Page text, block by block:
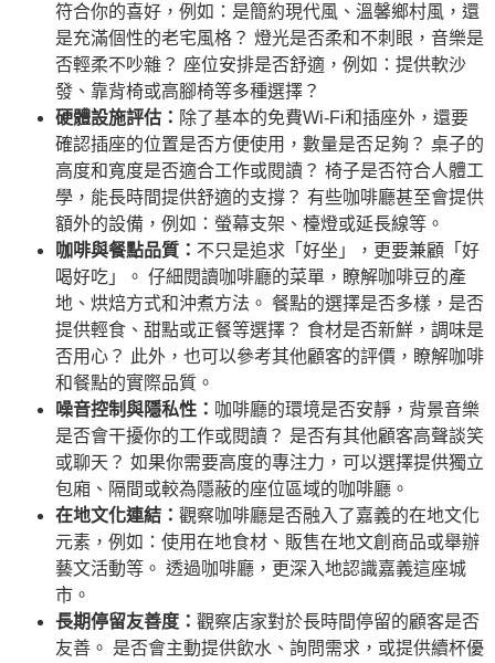
符合你的喜好，例如：是簡約現代風、溫馨鄉村風，還
是充滿個性的老宅風格？ 燈光是否柔和不刺眼，音樂是
否輕柔不吵雜？ 座位安排是否舒適，例如：提供軟沙
發、靠背椅或高腳椅等多種選擇？
硬體設施評估： 除了基本的免費Wi-Fi和插座外，還要
確認插座的位置是否方便使用，數量是否足夠？ 桌子的
高度和寬度是否適合工作或閱讀？ 椅子是否符合人體工
學，能長時間提供舒適的支撐？ 有些咖啡廳甚至會提供
額外的設備，例如：螢幕支架、檯燈或延長線等。
咖啡與餐點品質： 不只是追求「好坐」，更要兼顧「好
喝好吃」。 仔細閱讀咖啡廳的菜單，瞭解咖啡豆的產
地、烘焙方式和沖煮方法。 餐點的選擇是否多樣，是否
提供輕食、甜點或正餐等選擇？ 食材是否新鮮，調味是
否用心？ 此外，也可以參考其他顧客的評價，瞭解咖啡
和餐點的實際品質。
噪音控制與隱私性： 咖啡廳的環境是否安靜，背景音樂
是否會干擾你的工作或閱讀？ 是否有其他顧客高聲談笑
或聊天？ 如果你需要高度的專注力，可以選擇提供獨立
包廂、隔間或較為隱蔽的座位區域的咖啡廳。
在地文化連結： 觀察咖啡廳是否融入了嘉義的在地文化
元素，例如：使用在地食材、販售在地文創商品或舉辦
藝文活動等。 透過咖啡廳，更深入地認識嘉義這座城
市。
長期停留友善度： 觀察店家對於長時間停留的顧客是否
友善。 是否會主動提供飲水、詢問需求，或提供續杯優